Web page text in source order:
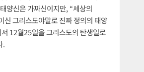
양신은 가짜신이지만, “세상의
신 그리스도야말로 진짜 정의의 태양
12월25일을 그리스도의 탄생일로
.